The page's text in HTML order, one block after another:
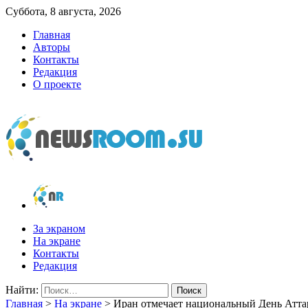
Суббота, 8 августа, 2026
Главная
Авторы
Контакты
Редакция
О проекте
newsroom.su
Новости о новостях
За экраном
На экране
Контакты
Редакция
Найти:
Главная > На экране > Иран отмечает национальный День